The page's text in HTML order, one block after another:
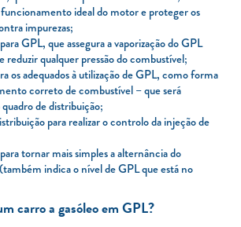
ideal do motor e proteger os
impurezas;
GPL, que assegura a vaporização do GPL
qualquer pressão do combustível;
os adequados à utilização de GPL, como forma
correto de combustível – que será
de distribuição;
para realizar o controlo da injeção de
tornar mais simples a alternância do
indica o nível de GPL que está no
carro a gasóleo em GPL?